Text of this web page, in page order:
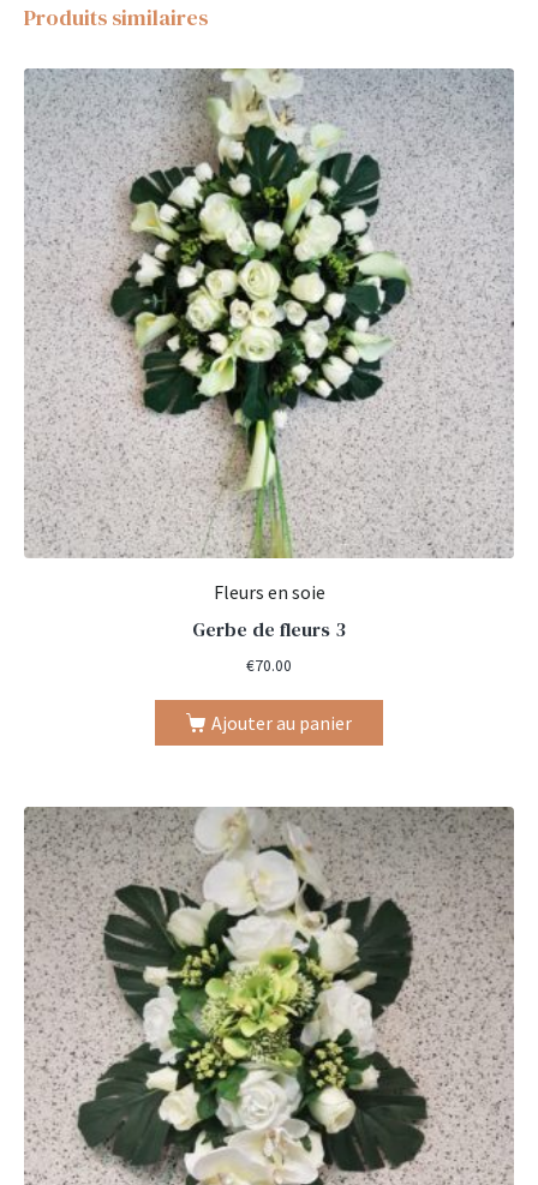
Produits similaires
Fleurs en soie
Gerbe de fleurs 3
€70.00
Ajouter au panier